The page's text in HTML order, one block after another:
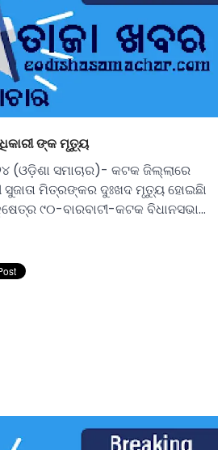
ଙ୍କ ମୃତ୍ୟୁ
(ଓଡ଼ିଶା ସମାଚାର)- କଟକ ଜିଲ୍ଲାରେ
ସୁଜାତା ମିତ୍ରଙ୍କର ଦୁଃଖଦ ମୃତ୍ୟୁ ହୋଇଛିା
୯୦-ବାରବାଟୀ-କଟକ ବିଧାନସଭା…